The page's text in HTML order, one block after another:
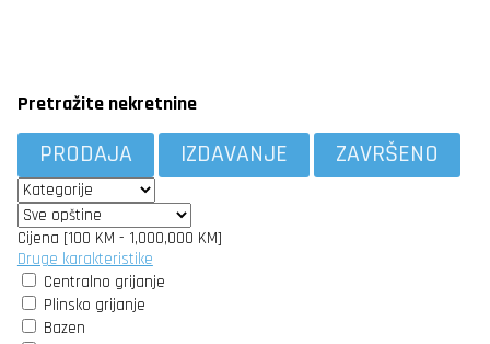
Pretražite nekretnine
PRODAJA IZDAVANJE ZAVRŠENO
Cijena [100 KM - 1,000,000 KM]
Druge karakteristike
Centralno grijanje
Plinsko grijanje
Bazen